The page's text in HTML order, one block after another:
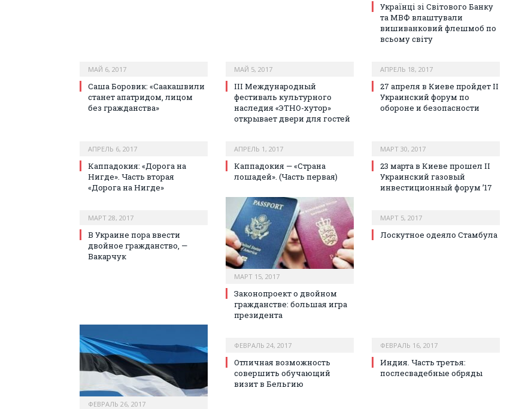
Українці зі Світового Банку
та МВФ влаштували
вишиванковий флешмоб по
всьому світу
МАЙ 6, 2017
Саша Боровик: «Саакашвили
станет апатридом, лицом
без гражданства»
МАЙ 5, 2017
III Международный
фестиваль культурного
наследия «ЭТНО-хутор»
открывает двери для гостей
АПРЕЛЬ 18, 2017
27 апреля в Киеве пройдет II
Украинский форум по
обороне и безопасности
АПРЕЛЬ 6, 2017
Каппадокия: «Дорога на
Нигде». Часть вторая
«Дорога на Нигде»
АПРЕЛЬ 1, 2017
Каппадокия — «Страна
лошадей». (Часть первая)
МАРТ 30, 2017
23 марта в Киеве прошел II
Украинский газовый
инвестиционный форум ’17
МАРТ 28, 2017
В Украине пора ввести
двойное гражданство, —
Вакарчук
МАРТ 15, 2017
Законопроект о двойном
гражданстве: большая игра
президента
МАРТ 5, 2017
Лоскутное одеяло Стамбула
ФЕВРАЛЬ 26, 2017
ФЕВРАЛЬ 24, 2017
Отличная возможность
совершить обучающий
визит в Бельгию
ФЕВРАЛЬ 16, 2017
Индия. Часть третья:
послесвадебные обряды